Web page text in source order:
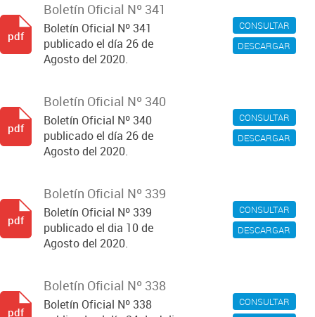
CONSULTAR
DESCARGAR
Boletín Oficial Nº 341
Boletín Oficial Nº 341
publicado el día 26 de
Agosto del 2020.
pdf
CONSULTAR
DESCARGAR
Boletín Oficial Nº 340
Boletín Oficial Nº 340
publicado el día 26 de
Agosto del 2020.
pdf
CONSULTAR
DESCARGAR
Boletín Oficial Nº 339
Boletín Oficial Nº 339
publicado el dia 10 de
Agosto del 2020.
pdf
CONSULTAR
Boletín Oficial Nº 338
Boletín Oficial Nº 338
pdf